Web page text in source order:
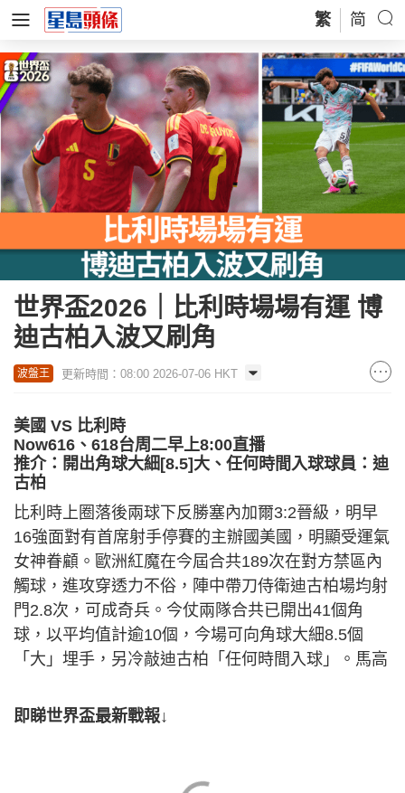
繁 简
世界盃2026｜比利時場場有運 博
迪古柏入波又刷角
波盤王 更新時間：08:00 2026-07-06 HKT
美國 VS 比利時
Now616、618台周二早上8:00直播
推介：開出角球大細[8.5]大、任何時間入球球員：迪
古柏
比利時上圈落後兩球下反勝塞內加爾3:2晉級，明早
16強面對有首席射手停賽的主辦國美國，明顯受運氣
女神眷顧。歐洲紅魔在今屆合共189次在對方禁區內
觸球，進攻穿透力不俗，陣中帶刀侍衛迪古柏場均射
門2.8次，可成奇兵。今仗兩隊合共已開出41個角
球，以平均值計逾10個，今場可向角球大細8.5個
「大」埋手，另冷敲迪古柏「任何時間入球」。馬高
即睇世界盃最新戰報↓